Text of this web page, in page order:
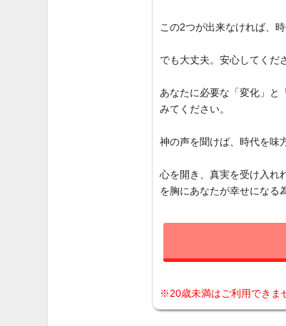
この2つが出来なければ、
でも大丈夫。安心してくだ
あなたに必要な「変化」と
みてください。
神の声を聞けば、時代を味
心を開き、真実を受け入れ
を胸にあなたが幸せになる
※20歳未満はご利用できま